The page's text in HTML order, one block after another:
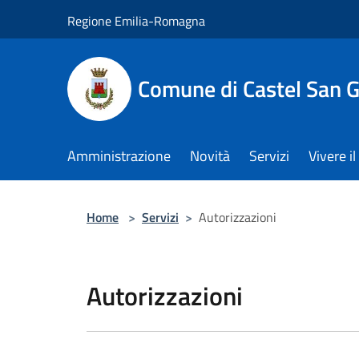
Regione Emilia-Romagna
Comune di Castel San
Amministrazione Novità Servizi Vivere
Home > Servizi > Autorizzazioni
Autorizzazioni